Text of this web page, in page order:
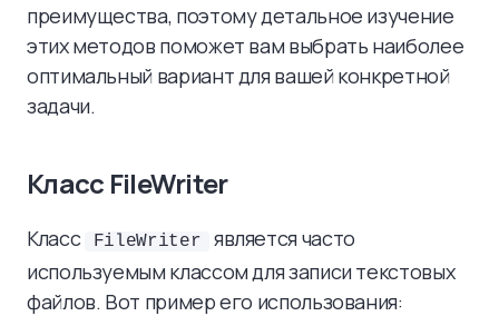
преимущества, поэтому детальное изучение
этих методов поможет вам выбрать наиболее
оптимальный вариант для вашей конкретной
задачи.
Класс FileWriter
Класс FileWriter
является часто
используемым классом для записи текстовых
файлов. Вот пример его использования: